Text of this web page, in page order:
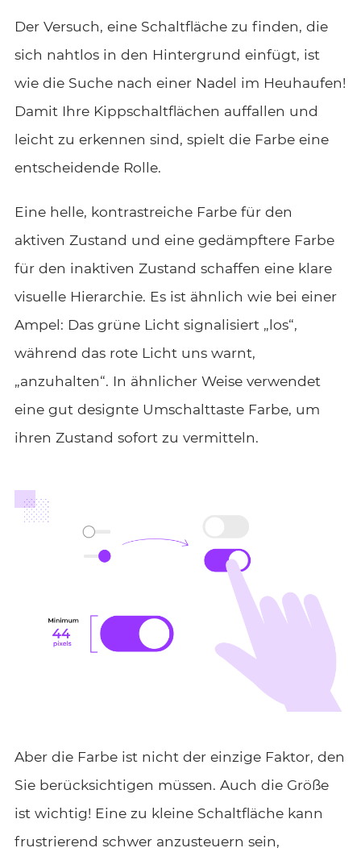
Der Versuch, eine Schaltfläche zu finden, die
sich nahtlos in den Hintergrund einfügt, ist
wie die Suche nach einer Nadel im Heuhaufen!
Damit Ihre Kippschaltflächen auffallen und
leicht zu erkennen sind, spielt die Farbe eine
entscheidende Rolle.
Eine helle, kontrastreiche Farbe für den
aktiven Zustand und eine gedämpftere Farbe
für den inaktiven Zustand schaffen eine klare
visuelle Hierarchie. Es ist ähnlich wie bei einer
Ampel: Das grüne Licht signalisiert „los“,
während das rote Licht uns warnt,
„anzuhalten“. In ähnlicher Weise verwendet
eine gut designte Umschalttaste Farbe, um
ihren Zustand sofort zu vermitteln.
Aber die Farbe ist nicht der einzige Faktor, den
Sie berücksichtigen müssen. Auch die Größe
ist wichtig! Eine zu kleine Schaltfläche kann
frustrierend schwer anzusteuern sein,